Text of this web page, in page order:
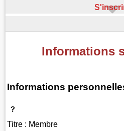
Informations
Informations
Titre : Membre